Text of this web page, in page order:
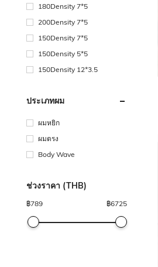
180Density 7*5
200Density 7*5
150Density 7*5
150Density 5*5
150Density 12*3.5
ประเภทผม
ผมหยิก
ผมตรง
Body Wave
ช่วงราคา (THB)
฿789 ฿6725